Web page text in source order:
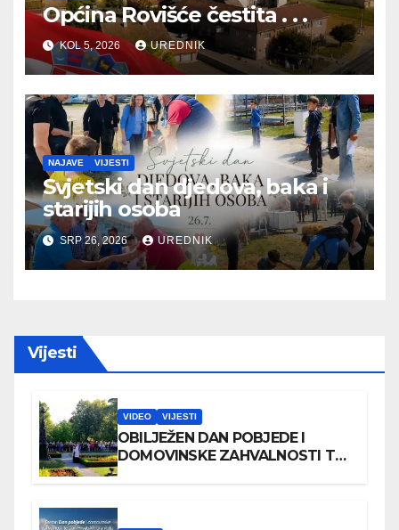
Općina Rovišće čestita . . .
KOL 5, 2026 UREDNIK
NAJAVE VIJESTI
Svjetski dan djedova, baka i
starijih osoba
SRP 26, 2026 UREDNIK
Vijesti
VIDEO VIJESTI
OBILJEŽEN DAN POBJEDE I
DOMOVINSKE ZAHVALNOSTI TE